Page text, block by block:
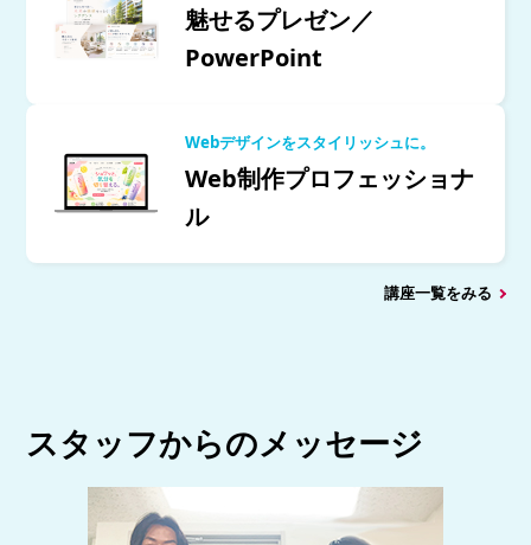
魅せるプレゼン／
PowerPoint
Webデザインをスタイリッシュに。
Web制作プロフェッショナ
ル
講座一覧をみる
スタッフからのメッセージ